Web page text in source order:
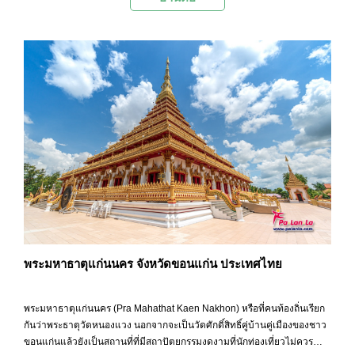
พระมหาธาตุแก่นนคร จังหวัดขอนแก่น ประเทศไทย
พระมหาธาตุแก่นนคร (Pra Mahathat Kaen Nakhon) หรือที่คนท้องถิ่นเรียก
กันว่าพระธาตุวัดหนองแวง นอกจากจะเป็นวัดศักดิ์สิทธิ์คู่บ้านคู่เมืองของชาว
ขอนแก่นแล้วยังเป็นสถานที่ที่มีสถาปัตยกรรมงดงามที่นักท่องเที่ยวไม่ควร